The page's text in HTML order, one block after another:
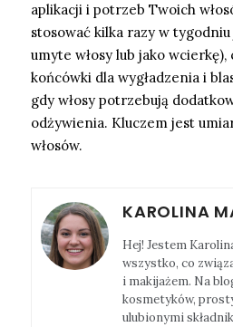
aplikacji i potrzeb Twoich
stosować kilka razy w
umyte włosy lub jako
końcówki dla wygładzenia i
gdy włosy potrzebują
odżywienia. Kluczem jest
włosów.
KAROLINA
Hej! Jestem
wszystko, co
i makijażem. Na
kosmetyków,
ulubionymi